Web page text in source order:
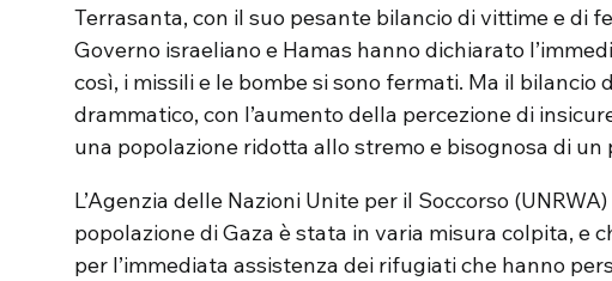
Terrasanta, con il suo pesante bilancio di vittime e di
Governo israeliano e Hamas hanno dichiarato
così, i missili e le bombe si sono fermati. Ma il bilancio
drammatico, con l’aumento della percezione di
una popolazione ridotta allo stremo e bisognosa di un
L’Agenzia delle Nazioni Unite per il Soccorso
popolazione di Gaza è stata in varia misura colpita, e
per l’immediata assistenza dei rifugiati che hanno